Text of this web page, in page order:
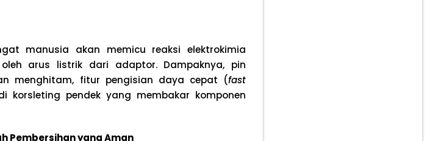
manusia akan memicu reaksi elektrokimia
arus listrik dari adaptor. Dampaknya, pin
menghitam, fitur pengisian daya cepat (fast
pendek yang membakar komponen
Pembersihan yang Aman